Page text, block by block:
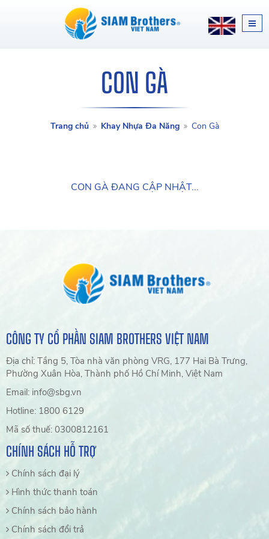
CON GÀ
Trang chủ Khay Nhựa Đa Năng Con Gà
CON GÀ ĐANG CẬP NHẬT...
CÔNG TY CỔ PHẦN SIAM BROTHERS VIỆT NAM
Địa chỉ: Tầng 5, Tòa nhà văn phòng VRG, 177 Hai Bà Trưng,
Phường Xuân Hòa, Thành phố Hồ Chí Minh, Việt Nam
Email: info@sbg.vn
Hotline: 1800 6129
Mã số thuế: 0300812161
CHÍNH SÁCH HỖ TRỢ
Chính sách đại lý
Hình thức thanh toán
Chính sách bảo hành
Chính sách đổi trả